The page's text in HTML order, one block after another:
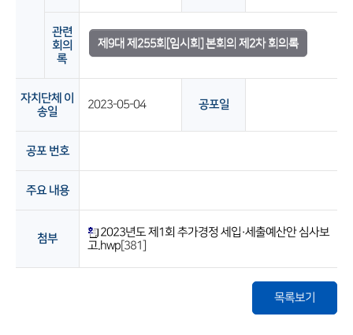
관련
회의
록
제9대 제255회[임시회] 본회의 제2차 회의록
자치단체 이
송일
2023-05-04 공포일
공포 번호
주요 내용
첨부
2023년도 제1회 추가경정 세입·세출예산안 심사보
고.hwp[381]
목록보기